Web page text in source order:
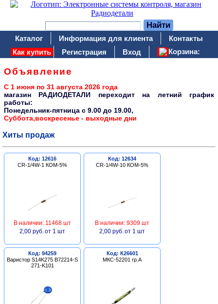
Каталог Информация для клиента
Контакты
Как купить
Регистрация Вход Корзина:
Объявление
С 1 июня по 31 августа 2026 года
магазин РАДИОДЕТАЛИ переходит на летний график
работы:
Понедельник-пятница c 9.00 до 19.00,
Суббота,воскресенье - выходные дни
Хиты продаж
Код: 12616
CR-1/4W-1 КОМ-5%
В наличии: 11468 шт
2,00 руб. от 1 шт
Код: 12634
CR-1/4W-10 КОМ-5%
В наличии: 9309 шт
2,00 руб. от 1 шт
Код: 94259
Варистор S14K275 B72214-S
271-K101
Код: К26601
МКС-52201 гр.А